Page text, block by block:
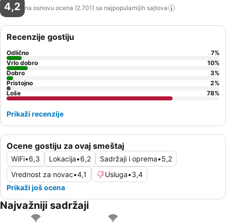
4,2 na osnovu ocena (2.701) sa najpopularnijih sajtova
Ocene gostiju za ovaj smeštaj
WiFi•6,3 Lokacija•6,2 Sadržaji i oprema•5,2
Vrednost za novac•4,1 Usluga•3,4
Prikaži još ocena
Recenzije gostiju
Odlično 7%
Vrlo dobro
10%
Dobro
3%
Pristojno
2%
Loše
78%
Prikaži recenzije
Najvažniji sadržaji